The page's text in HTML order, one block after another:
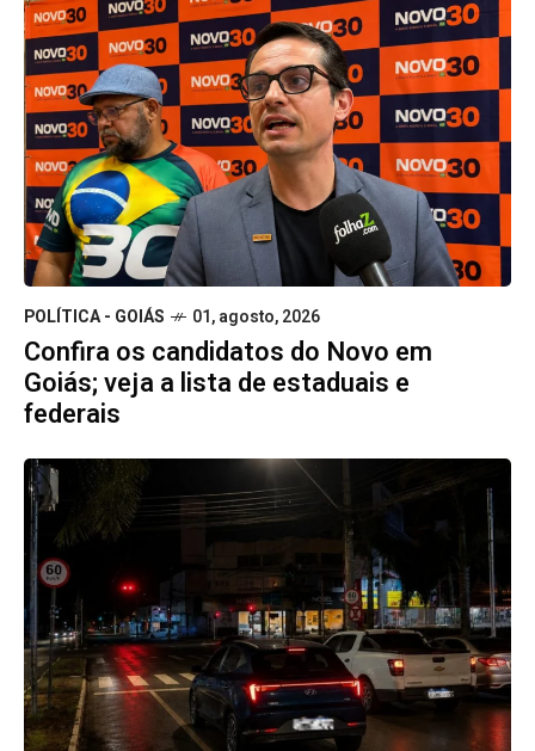
POLÍTICA - GOIÁS 01, agosto, 2026
Confira os candidatos do Novo em
Goiás; veja a lista de estaduais e
federais